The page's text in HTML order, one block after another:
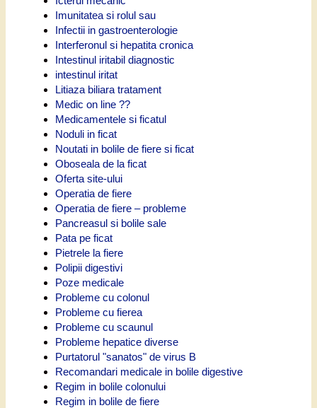
Imunitatea si rolul sau
Infectii in gastroenterologie
Interferonul si hepatita cronica
Intestinul iritabil diagnostic
intestinul iritat
Litiaza biliara tratament
Medic on line ??
Medicamentele si ficatul
Noduli in ficat
Noutati in bolile de fiere si ficat
Oboseala de la ficat
Oferta site-ului
Operatia de fiere
Operatia de fiere – probleme
Pancreasul si bolile sale
Pata pe ficat
Pietrele la fiere
Polipii digestivi
Poze medicale
Probleme cu colonul
Probleme cu fierea
Probleme cu scaunul
Probleme hepatice diverse
Purtatorul "sanatos" de virus B
Recomandari medicale in bolile digestive
Regim in bolile colonului
Regim in bolile de fiere